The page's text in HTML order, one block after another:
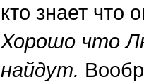
кто знает что
Хорошо что
найдут.